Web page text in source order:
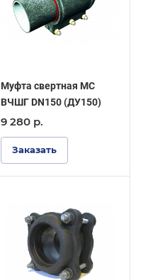
Муфта свертная МС
ВЧШГ DN150 (ДУ150)
9 280 р.
Заказать